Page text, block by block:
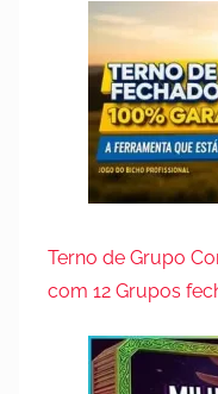
Terno de Grupo
com 12 Grupos